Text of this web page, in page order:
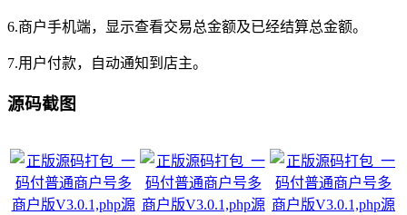
6.商户手机端，显示查看交易总金额及已经结算总金额。
7.用户付款，自动通知到店主。
源码截图